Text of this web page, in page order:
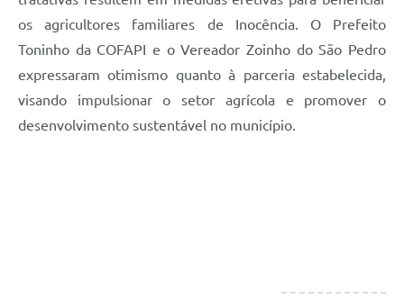
os agricultores familiares de Inocência. O Prefeito
Toninho da COFAPI e o Vereador Zoinho do São Pedro
expressaram otimismo quanto à parceria estabelecida,
visando impulsionar o setor agrícola e promover o
desenvolvimento sustentável no município.